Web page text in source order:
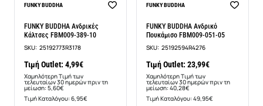
-11%
FUNKY BUDDHA
FUNKY BUDDHA Ανδρικές
Κάλτσες FBM009-389-10
SKU: 25192773R3178
Τιμή Outlet: 4,99€
Χαμηλότερη Τιμή των
τελευταίων 30 ημερών πριν τη
μείωση: 5,60€
Τιμή Καταλόγου: 6,95€
-40%
FUNKY BUDDHA
FUNKY BUDDHA Ανδρικό
Πουκάμισο FBM009-051-05
SKU: 25192594R4276
Τιμή Outlet: 23,99€
Χαμηλότερη Τιμή των
τελευταίων 30 ημερών πριν τη
μείωση: 40,28€
Τιμή Καταλόγου: 49,95€